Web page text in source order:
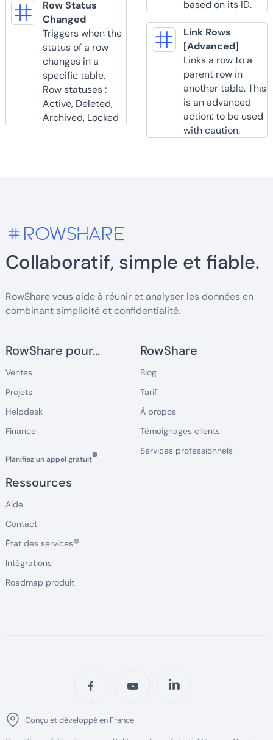
Row Status
Changed
Triggers when the
status of a row
changes in a
specific table.
Row statuses :
Active, Deleted,
Archived, Locked
based on its ID.
Link Rows
[Advanced]
Links a row to a
parent row in
another table. This
is an advanced
action: to be used
with caution.
Collaboratif, simple et fiable.
RowShare vous aide à réunir et analyser les données en
combinant simplicité et confidentialité.
RowShare pour...
Ventes
Projets
Helpdesk
Finance
Planifiez un appel gratuit🔵
RowShare
Blog
Tarif
À propos
Témoignages clients
Services professionnels
Ressources
Aide
Contact
État des services🟢
Intégrations
Roadmap produit
Conçu et développé en France